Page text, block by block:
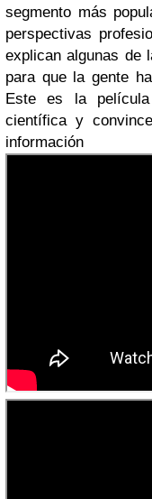
segmento más
perspectivas
explican algunas de
para que la gente
Este es la
científica y